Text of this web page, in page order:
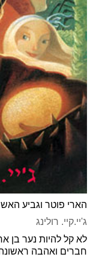
הארי פוטר וגביע האש
ג'יי.קיי. רולינג
לא קל להיות נער בן
חברים ואהבה